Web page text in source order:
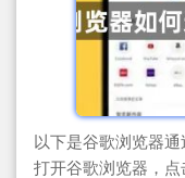
以下是谷歌浏览器
打开谷歌浏览器，